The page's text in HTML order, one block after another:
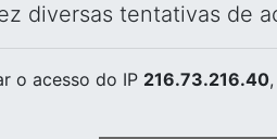
diversas tentativas de
o acesso do IP 216.73.216.40